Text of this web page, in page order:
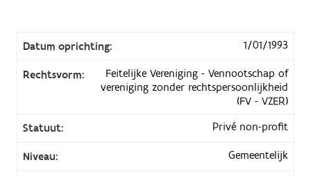
Datum oprichting: 1/01/1993
Rechtsvorm:
Feitelijke Vereniging - Vennootschap of
vereniging zonder rechtspersoonlijkheid
(FV - VZER)
Statuut:
Privé non-profit
Niveau: Gemeentelijk